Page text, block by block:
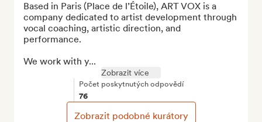
Based in Paris (Place de l’Étoile), ART VOX is a
company dedicated to artist development through
vocal coaching, artistic direction, and
performance.
We work with y...
Zobrazit více
Počet poskytnutých odpovědí
76
Zobrazit podobné kurátory